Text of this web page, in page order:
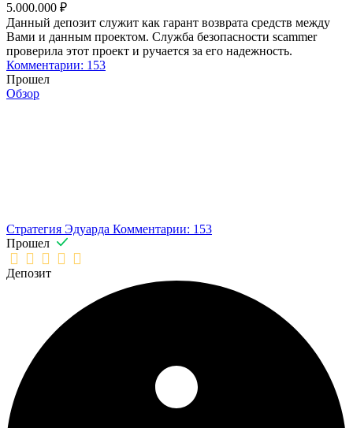
5.000.000 ₽
Данный депозит служит как гарант возврата средств между
Вами и данным проектом. Служба безопасности scammer
проверила этот проект и ручается за его надежность.
Комментарии: 153
Прошел
Обзор
Стратегия Эдуарда Комментарии: 153
Прошел
Депозит